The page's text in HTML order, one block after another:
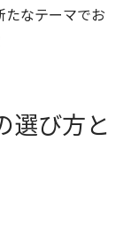
たなテーマでお
選び方と